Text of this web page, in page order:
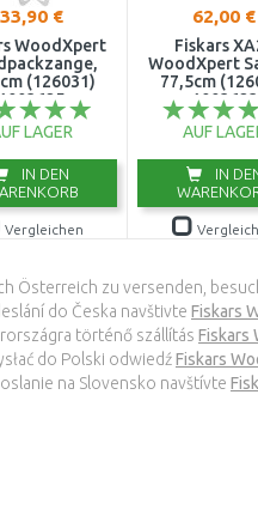
33,90 €
WoodXpert
(126031)
1003625
LAGER
IN DEN
Vergleichen
62,00 €
Fiskars
WoodXpert
77,5cm
1003623
AUF
IN
Österreich zu versenden,
do Česka navštivte Fiskars
történő szállítás Fiskars
do Polski odwiedźFiskars
na Slovensko navštívte